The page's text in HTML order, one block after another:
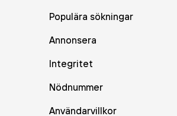
Populära sökningar
Annonsera
Integritet
Nödnummer
Användarvillkor